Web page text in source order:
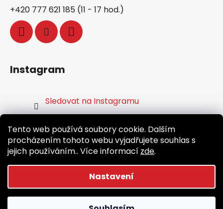
Tento web používá soubory cookie. Dalším
procházením tohoto webu vyjadřujete souhlas s
jejich používáním.. Více informací zde.
Nastavení
+420 777 621 185 (11 - 17 hod.)
Instagram
Sledovat na Instagramu
Facebook
Běž.cz
Vytvořil Shoptet